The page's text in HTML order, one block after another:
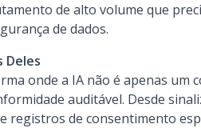
de alto volume que
de dados.
Deles
onde a IA não é apenas
auditável. Desde
registros de consentimento